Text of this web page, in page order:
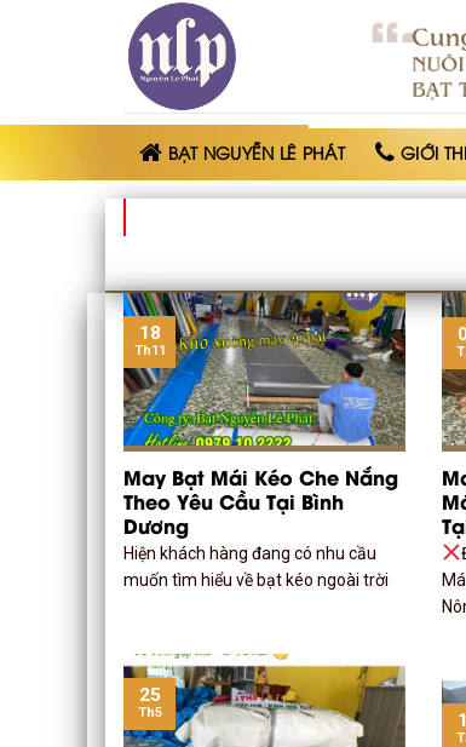
PHÁT
BẠT NGUYỄN LÊ PHÁT GIỚI
May Bạt Mái Kéo Che Nắng
Theo Yêu Cầu Tại Bình
Dương
Hiện khách hàng đang có nhu cầu
muốn tìm hiểu về bạt kéo ngoài trời
18
Th11
25
Th5